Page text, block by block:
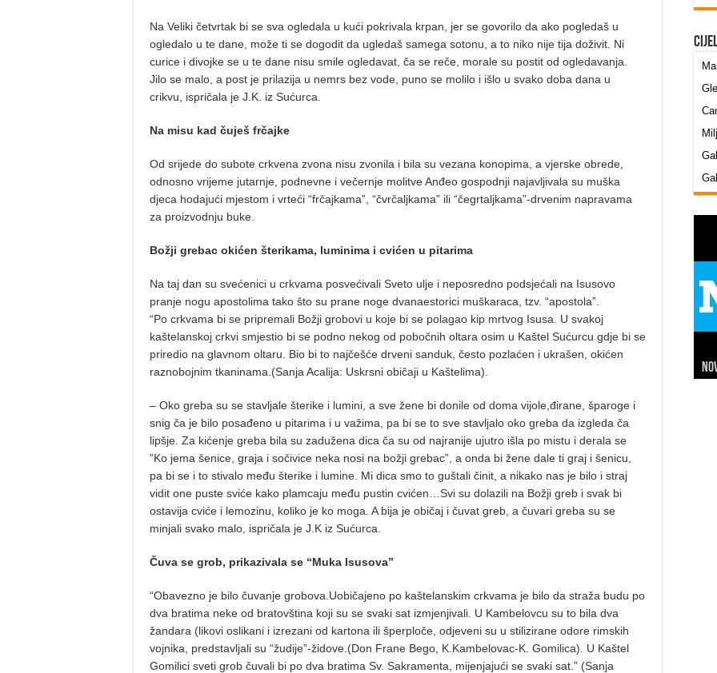
Na Veliki četvrtak bi se sva ogledala u kući pokrivala krpan, jer se govorilo da ako pogledaš u
ogledalo u te dane, može ti se dogodit da ugledaš samega sotonu, a to niko nije tija doživit. Ni
curice i divojke se u te dane nisu smile ogledavat, ča se reče, morale su postit od ogledavanja.
Jilo se malo, a post je prilazija u nemrs bez vode, puno se molilo i išlo u svako doba dana u
crikvu, ispričala je J.K. iz Sućurca.
Na misu kad čuješ frčajke
Od srijede do subote crkvena zvona nisu zvonila i bila su vezana konopima, a vjerske obrede,
odnosno vrijeme jutarnje, podnevne i večernje molitve Anđeo gospodnji najavljivala su muška
djeca hodajući mjestom i vrteći “frčajkama”, “čvrčaljkama” ili “čegrtaljkama”-drvenim napravama
za proizvodnju buke.
Božji grebac okićen šterikama, luminima i cvićen u pitarima
Na taj dan su svećenici u crkvama posvećivali Sveto ulje i neposredno podsjećali na Isusovo
pranje nogu apostolima tako što su prane noge dvanaestorici muškaraca, tzv. “apostola”.
“Po crkvama bi se pripremali Božji grobovi u koje bi se polagao kip mrtvog Isusa. U svakoj
kaštelanskoj crkvi smjestio bi se podno nekog od pobočnih oltara osim u Kaštel Sućurcu gdje bi se
priredio na glavnom oltaru. Bio bi to najčešće drveni sanduk, često pozlaćen i ukrašen, okićen
raznobojnim tkaninama.(Sanja Acalija: Uskrsni običaji u Kaštelima).
– Oko greba su se stavljale šterike i lumini, a sve žene bi donile od doma vijole,đirane, šparoge i
snig ča je bilo posađeno u pitarima i u važima, pa bi se to sve stavljalo oko greba da izgleda ča
lipšje. Za kićenje greba bila su zadužena dica ča su od najranije ujutro išla po mistu i derala se
”Ko jema šenice, graja i sočivice neka nosi na božji grebac”, a onda bi žene dale ti graj i šenicu,
pa bi se i to stivalo među šterike i lumine. Mi dica smo to guštali činit, a nikako nas je bilo i straj
vidit one puste sviće kako plamcaju među pustin cvićen…Svi su dolazili na Božji greb i svak bi
ostavija cviće i lemozinu, koliko je ko moga. A bija je običaj i čuvat greb, a čuvari greba su se
minjali svako malo, ispričala je J.K iz Sućurca.
Čuva se grob, prikazivala se “Muka Isusova”
“Obavezno je bilo čuvanje grobova.Uobičajeno po kaštelanskim crkvama je bilo da straža budu po
dva bratima neke od bratovština koji su se svaki sat izmjenjivali. U Kambelovcu su to bila dva
žandara (likovi oslikani i izrezani od kartona ili šperploče, odjeveni su u stilizirane odore rimskih
vojnika, predstavljali su “žudije”-židove.(Don Frane Bego, K.Kambelovac-K. Gomilica). U Kaštel
Gomilici sveti grob čuvali bi po dva bratima Sv. Sakramenta, mijenjajući se svaki sat.” (Sanja
7
24